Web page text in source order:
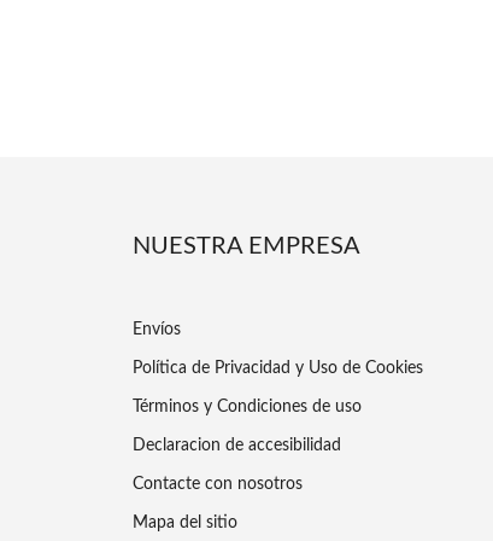
NUESTRA EMPRESA
Envíos
Política de Privacidad y Uso de Cookies
Términos y Condiciones de uso
Declaracion de accesibilidad
Contacte con nosotros
Mapa del sitio